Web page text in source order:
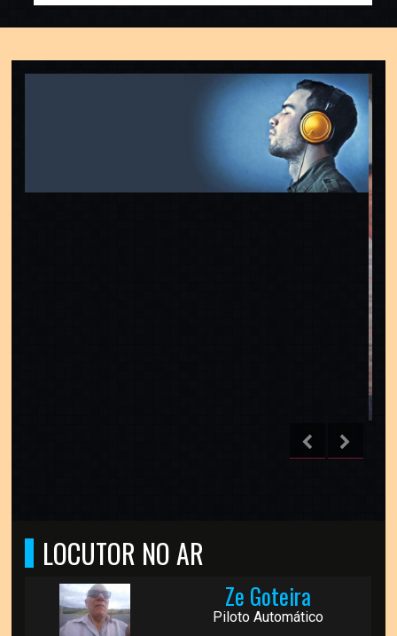
LOCUTOR NO AR
Ze Goteira
Piloto Automático